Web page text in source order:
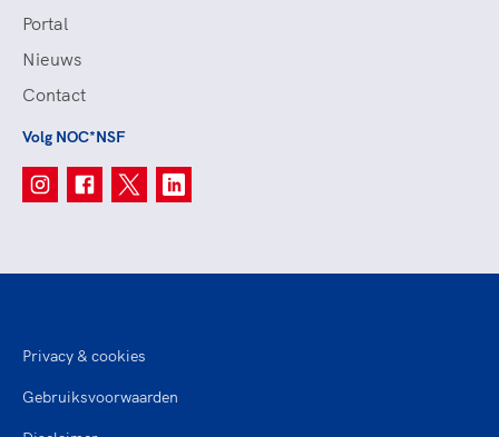
Portal
Nieuws
Contact
Volg NOC*NSF
Privacy & cookies
Gebruiksvoorwaarden